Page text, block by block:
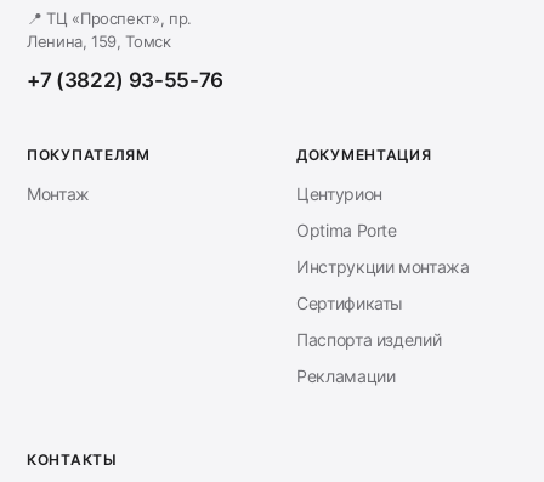
📍 ТЦ «Проспект», пр.
Ленина, 159, Томск
+7 (3822) 93-55-76
ПОКУПАТЕЛЯМ
Монтаж
ДОКУМЕНТАЦИЯ
Центурион
Optima Porte
Инструкции монтажа
Сертификаты
Паспорта изделий
Рекламации
КОНТАКТЫ